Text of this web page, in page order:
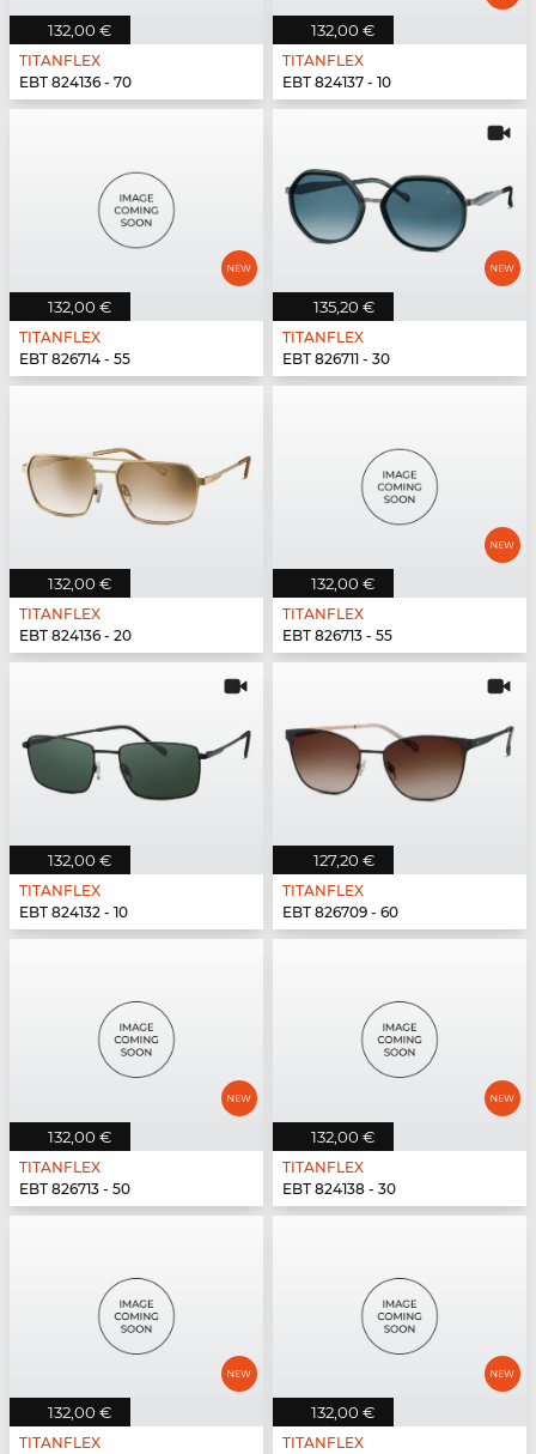
132,00 €
TITANFLEX
EBT 824136 - 70
132,00 €
TITANFLEX
EBT 824137 - 10
132,00 €
TITANFLEX
EBT 826714 - 55
135,20 €
TITANFLEX
EBT 826711 - 30
132,00 €
TITANFLEX
EBT 824136 - 20
132,00 €
TITANFLEX
EBT 826713 - 55
132,00 €
TITANFLEX
EBT 824132 - 10
127,20 €
TITANFLEX
EBT 826709 - 60
132,00 €
TITANFLEX
EBT 826713 - 50
132,00 €
TITANFLEX
EBT 824138 - 30
132,00 €
TITANFLEX
132,00 €
TITANFLEX